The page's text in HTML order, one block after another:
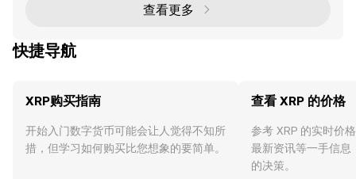
传统金融市场的更广泛影响。 什么是XRP ETF？ XRP E
TF（交易所交易基金）是一种受监管的投资产品，追
查看更多
快捷导航
XRP购买指南
开始入门数字货币可能会让人觉得不知所
措，但学习如何购买比您想象的要简单。
查看 XRP 的价格
参考 XRP 的实时价
最新资讯等一手信息
的决策。